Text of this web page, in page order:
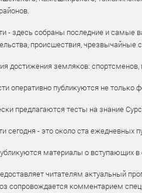
- здесь собраны последние и самые
происшествия, чрезвычайные
достижения земляков: спортсменов,
оперативно публикуются не
предлагаются тесты на знание
сегодня - это около ста ежедневных
материалы о вступающих в
читателям актуальный
сопровождается комментарием